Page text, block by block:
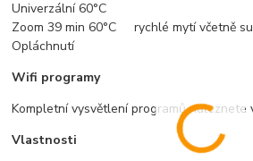
Univerzální 60°C
Zoom 39 min 60°C rychlé mytí včetně
Opláchnutí
Wifi programy
Kompletní vysvětlení programů naleznete
Vlastnosti